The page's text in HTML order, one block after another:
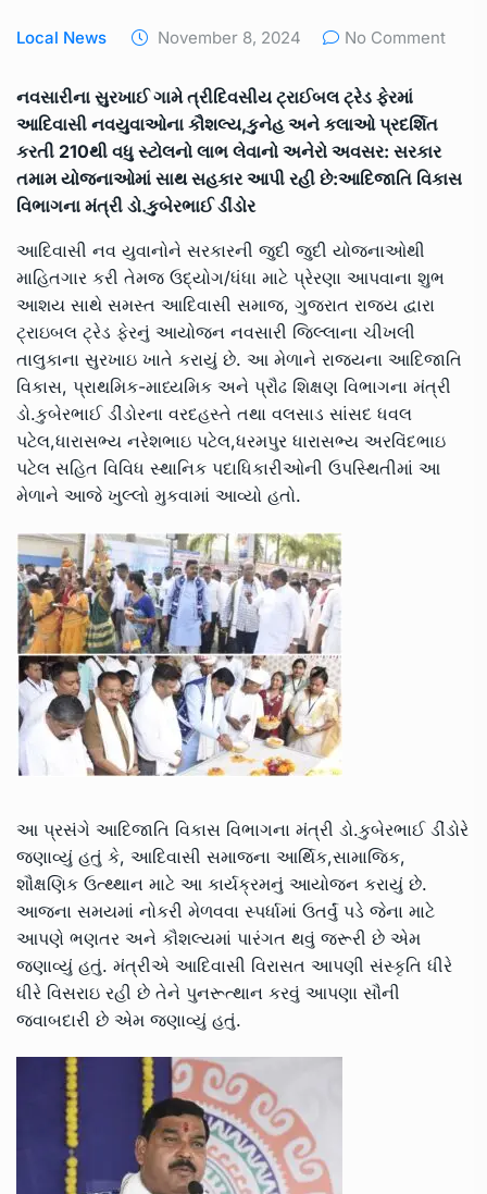
Local News November 8, 2024 No Comment
નવસારીના સુરખાઈ ગામે ત્રીદિવસીય ટ્રાઈબલ ટ્રેડ ફેરમાં
આદિવાસી નવયુવાઓના કૌશલ્ય,કુનેહ અને કલાઓ પ્રદર્શિત
કરતી 210થી વધુ સ્ટોલનો લાભ લેવાનો અનેરો અવસર: સરકાર
તમામ યોજનાઓમાં સાથ સહકાર આપી રહી છે:આદિજાતિ વિકાસ
વિભાગના મંત્રી ડો.કુબેરભાઈ ડીંડોર
આદિવાસી નવ યુવાનોને સરકારની જુદી જુદી યોજનાઓથી
માહિતગાર કરી તેમજ ઉદ્યોગ/ધંધા માટે પ્રેરણા આપવાના શુભ
આશય સાથે સમસ્ત આદિવાસી સમાજ, ગુજરાત રાજ્ય દ્વારા
ટ્રાઇબલ ટ્રેડ ફેરનું આયોજન નવસારી જિલ્લાના ચીખલી
તાલુકાના સુરખાઇ ખાતે કરાયું છે. આ મેળાને રાજ્યના આદિજાતિ
વિકાસ, પ્રાથમિક-માધ્યમિક અને પ્રૌઢ શિક્ષણ વિભાગના મંત્રી
ડો.કુબેરભાઈ ડીંડોરના વરદહસ્તે તથા વલસાડ સાંસદ ધવલ
પટેલ,ધારાસભ્ય નરેશભાઇ પટેલ,ધરમપુર ધારાસભ્ય અરવિંદભાઇ
પટેલ સહિત વિવિધ સ્થાનિક પદાધિકારીઓની ઉપસ્થિતીમાં આ
મેળાને આજે ખુલ્લો મુકવામાં આવ્યો હતો.
આ પ્રસંગે આદિજાતિ વિકાસ વિભાગના મંત્રી ડો.કુબેરભાઈ ડીંડોરે
જણાવ્યું હતું કે, આદિવાસી સમાજના આર્થિક,સામાજિક,
શૌક્ષણિક ઉત્થ્થાન માટે આ કાર્યક્રમનું આયોજન કરાયું છે.
આજના સમયમાં નોકરી મેળવવા સ્પર્ધામાં ઉતર્વું પડે જેના માટે
આપણે ભણતર અને કૌશલ્યમાં પારંગત થવું જરૂરી છે એમ
જણાવ્યું હતું. મંત્રીએ આદિવાસી વિરાસત આપણી સંસ્કૃતિ ધીરે
ધીરે વિસરાઇ રહી છે તેને પુનરૂત્થાન કરવું આપણા સૌની
જવાબદારી છે એમ જણાવ્યું હતું.